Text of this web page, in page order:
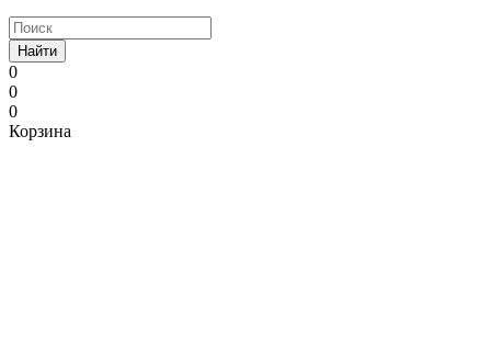
Найти
0
0
0
Корзина